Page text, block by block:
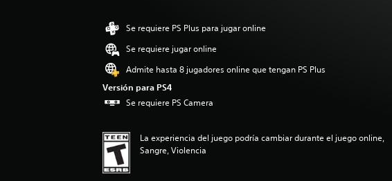
a
c
o
n
e
Se requiere PS Plus para jugar online
Se requiere jugar online
Admite hasta 8 jugadores online que tengan PS Plus
Versión para PS4
Se requiere PS Camera
La experiencia del juego podría cambiar durante el juego online,
Sangre, Violencia